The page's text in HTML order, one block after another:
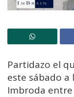
Partidazo el
este sábado a
Imbroda